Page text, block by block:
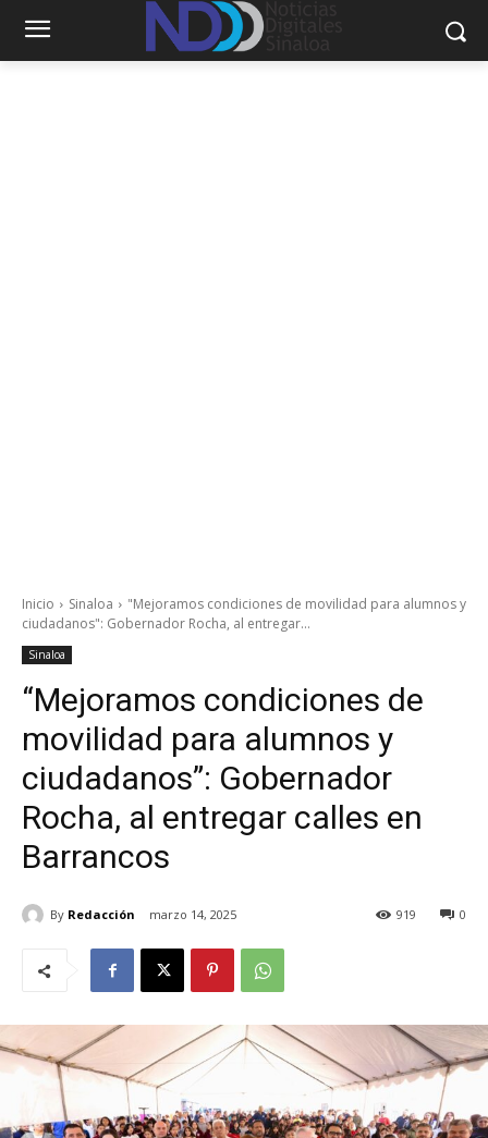
Inicio Sinaloa
"Mejoramos condiciones de movilidad para alumnos y
ciudadanos": Gobernador Rocha, al entregar...
Sinaloa
“Mejoramos condiciones de
movilidad para alumnos y
ciudadanos”: Gobernador
Rocha, al entregar calles en
Barrancos
By Redacción marzo 14, 2025 0
919